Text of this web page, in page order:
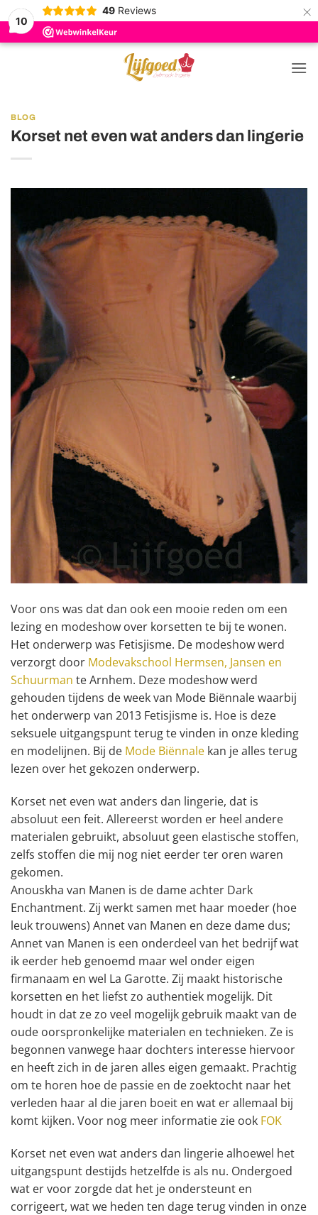
10
49 Reviews ×
Ga
BLOG
Korset net even wat anders dan lingerie
Voor ons was dat dan ook een mooie reden om een
lezing en modeshow over korsetten te bij te wonen.
Het onderwerp was Fetisjisme. De modeshow werd
verzorgt door Modevakschool Hermsen, Jansen en
Schuurman te Arnhem. Deze modeshow werd
gehouden tijdens de week van Mode Biënnale waarbij
het onderwerp van 2013 Fetisjisme is. Hoe is deze
seksuele uitgangspunt terug te vinden in onze kleding
en modelijnen. Bij de Mode Biënnale kan je alles terug
lezen over het gekozen onderwerp.
Korset net even wat anders dan lingerie, dat is
absoluut een feit. Allereerst worden er heel andere
materialen gebruikt, absoluut geen elastische stoffen,
zelfs stoffen die mij nog niet eerder ter oren waren
gekomen.
Anouskha van Manen is de dame achter Dark
Enchantment. Zij werkt samen met haar moeder (hoe
leuk trouwens) Annet van Manen en deze dame dus;
Annet van Manen is een onderdeel van het bedrijf wat
ik eerder heb genoemd maar wel onder eigen
firmanaam en wel La Garotte. Zij maakt historische
korsetten en het liefst zo authentiek mogelijk. Dit
houdt in dat ze zo veel mogelijk gebruik maakt van de
oude oorspronkelijke materialen en technieken. Ze is
begonnen vanwege haar dochters interesse hiervoor
en heeft zich in de jaren alles eigen gemaakt. Prachtig
om te horen hoe de passie en de zoektocht naar het
verleden haar al die jaren boeit en wat er allemaal bij
komt kijken. Voor nog meer informatie zie ook FOK
Korset net even wat anders dan lingerie alhoewel het
uitgangspunt destijds hetzelfde is als nu. Ondergoed
wat er voor zorgde dat het je ondersteunt en
corrigeert, wat we heden ten dage terug vinden in onze